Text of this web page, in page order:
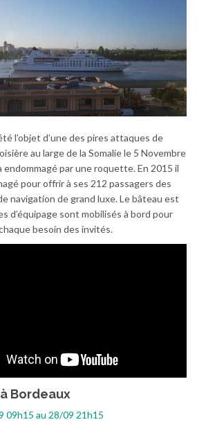
l’objet d’une des pires attaques de
au large de la Somalie le 5 Novembre
endommagé par une roquette. En 2015 il
pour offrir à ses 212 passagers des
navigation de grand luxe. Le bâteau est
d’équipage sont mobilisés à bord pour
besoin des invités.
Bordeaux
09h15 au 28/09 21h15